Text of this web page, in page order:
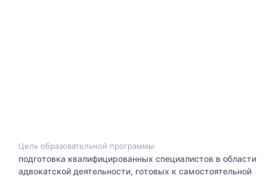
Цель образовательной программы
подготовка квалифицированных специалистов в области
адвокатской деятельности, готовых к самостоятельной